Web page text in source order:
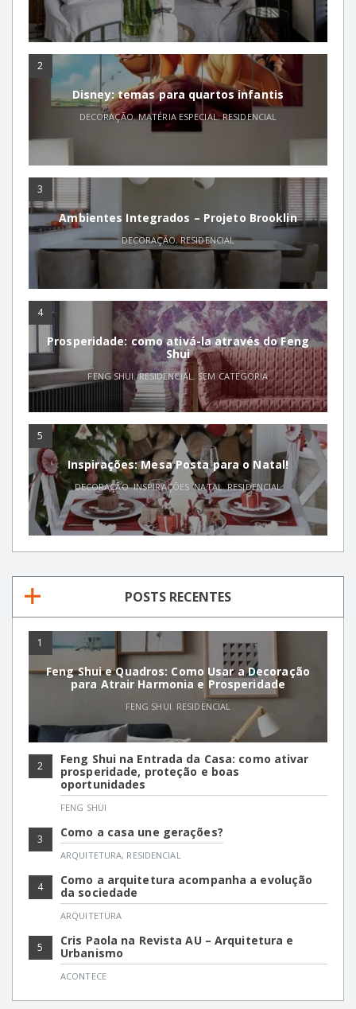
2
Disney: temas para quartos infantis
DECORAÇÃO,MATÉRIA ESPECIAL,RESIDENCIAL
3
Ambientes Integrados – Projeto Brooklin
DECORAÇÃO,RESIDENCIAL
4
Prosperidade: como ativá-la através do Feng
Shui
FENG SHUI,RESIDENCIAL ,SEM CATEGORIA
5
Inspirações: Mesa Posta para o Natal!
DECORAÇÃO,INSPIRAÇÕES ,NATAL,RESIDENCIAL
POSTS RECENTES
1
Feng Shui e Quadros: Como Usar a Decoração
para Atrair Harmonia e Prosperidade
FENG SHUI, RESIDENCIAL
2
Feng Shui na Entrada da Casa: como ativar
prosperidade, proteção e boas
oportunidades
FENG SHUI
3 Como a casa une gerações?
ARQUITETURA, RESIDENCIAL
4
Como a arquitetura acompanha a evolução
da sociedade
ARQUITETURA
5
Cris Paola na Revista AU – Arquitetura e
Urbanismo
ACONTECE